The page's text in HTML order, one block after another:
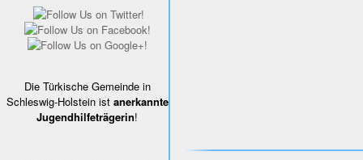
Die Türkische Gemeinde in
Schleswig-Holstein ist anerkannte
Jugendhilfeträgerin!